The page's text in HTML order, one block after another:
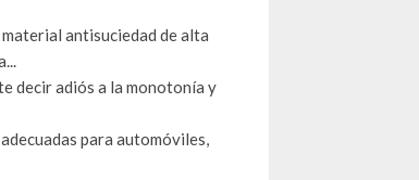
antisuciedad de alta
decir adiós a la monotonía y
para automóviles,